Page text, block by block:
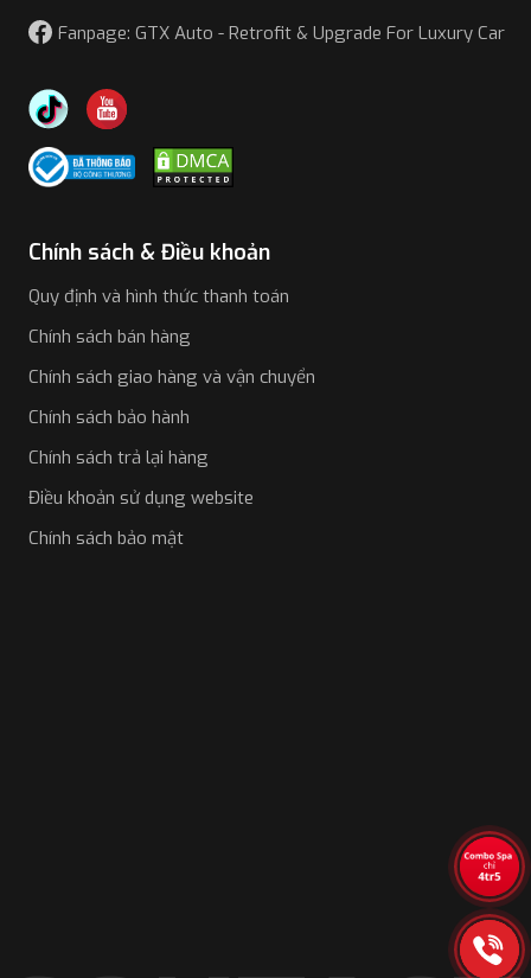
Fanpage: GTX Auto - Retrofit & Upgrade For Luxury Car
Chính sách & Điều khoản
Quy định và hình thức thanh toán
Chính sách bán hàng
Chính sách giao hàng và vận chuyển
Chính sách bảo hành
Chính sách trả lại hàng
Điều khoản sử dụng website
Chính sách bảo mật